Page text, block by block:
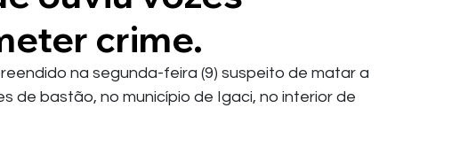
crime.
na segunda-feira (9) suspeito de matar a
de bastão, no município de Igaci, no interior de